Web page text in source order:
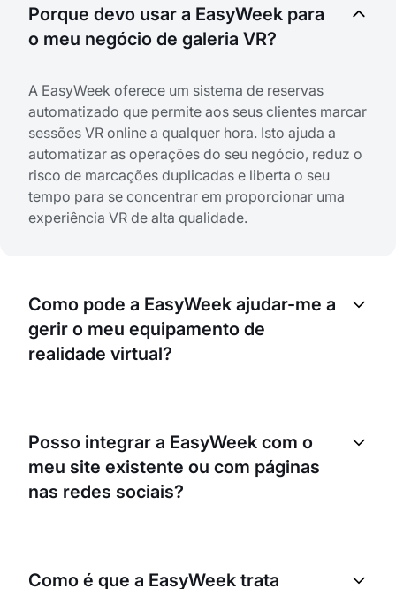
Porque devo usar a EasyWeek para
o meu negócio de galeria VR?
A EasyWeek oferece um sistema de reservas
automatizado que permite aos seus clientes marcar
sessões VR online a qualquer hora. Isto ajuda a
automatizar as operações do seu negócio, reduz o
risco de marcações duplicadas e liberta o seu
tempo para se concentrar em proporcionar uma
experiência VR de alta qualidade.
Como pode a EasyWeek ajudar-me a
gerir o meu equipamento de
realidade virtual?
a gestão de recursos nas suas reservas. Cada
dispositivo ou equipamento de realidade virtual
pode ser registado no sistema como um item
Posso integrar a EasyWeek com o
meu site existente ou com páginas
nas redes sociais?
Como é que a EasyWeek trata